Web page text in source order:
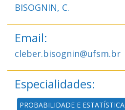
BISOGNIN, C.
Email:
cleber.bisognin@ufsm.br
Especialidades:
PROBABILIDADE E ESTATÍSTICA